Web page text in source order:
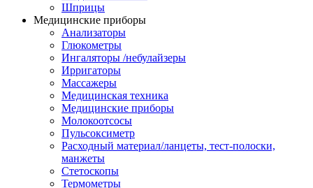
Шприцы
Медицинские приборы
Анализаторы
Глюкометры
Ингаляторы /небулайзеры
Ирригаторы
Массажеры
Медицинская техника
Медицинские приборы
Молокоотсосы
Пульсоксиметр
Расходный материал/ланцеты, тест-полоски,
манжеты
Стетоскопы
Термометры